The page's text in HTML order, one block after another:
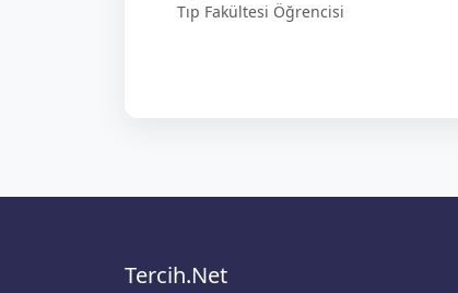
Tıp Fakültesi Öğrencisi
Tercih.Net